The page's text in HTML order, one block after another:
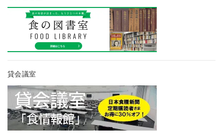
貸会議室